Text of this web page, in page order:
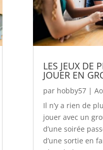
LES JEUX DE
JOUER EN
par hobby57|
Il n’y a rien de
jouer avec un
d’une soirée
d’une sortie en